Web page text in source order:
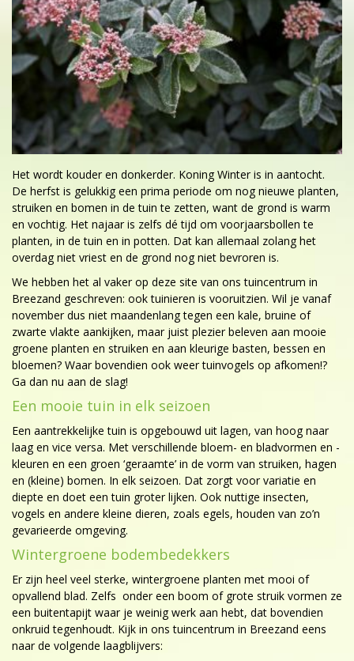
Het wordt kouder en donkerder. Koning Winter is in aantocht.
De herfst is gelukkig een prima periode om nog nieuwe planten,
struiken en bomen in de tuin te zetten, want de grond is warm
en vochtig. Het najaar is zelfs dé tijd om voorjaarsbollen te
planten, in de tuin en in potten. Dat kan allemaal zolang het
overdag niet vriest en de grond nog niet bevroren is.
We hebben het al vaker op deze site van ons tuincentrum in
Breezand geschreven: ook tuinieren is vooruitzien. Wil je vanaf
november dus niet maandenlang tegen een kale, bruine of
zwarte vlakte aankijken, maar juist plezier beleven aan mooie
groene planten en struiken en aan kleurige basten, bessen en
bloemen? Waar bovendien ook weer tuinvogels op afkomen!?
Ga dan nu aan de slag!
Een mooie tuin in elk seizoen
Een aantrekkelijke tuin is opgebouwd uit lagen, van hoog naar
laag en vice versa. Met verschillende bloem- en bladvormen en -
kleuren en een groen ‘geraamte’ in de vorm van struiken, hagen
en (kleine) bomen. In elk seizoen. Dat zorgt voor variatie en
diepte en doet een tuin groter lijken. Ook nuttige insecten,
vogels en andere kleine dieren, zoals egels, houden van zo’n
gevarieerde omgeving.
Wintergroene bodembedekkers
Er zijn heel veel sterke, wintergroene planten met mooi of
opvallend blad. Zelfs onder een boom of grote struik vormen ze
een buitentapijt waar je weinig werk aan hebt, dat bovendien
onkruid tegenhoudt. Kijk in ons tuincentrum in Breezand eens
naar de volgende laagblijvers: